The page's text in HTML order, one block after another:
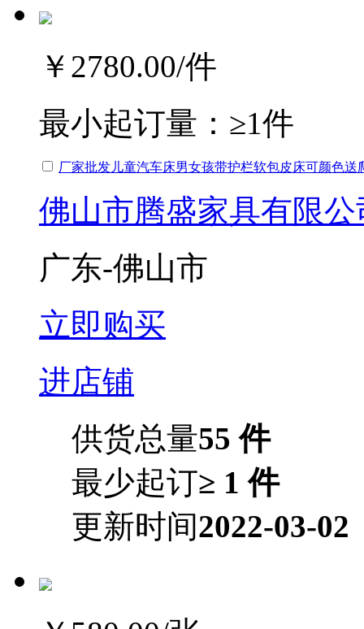
￥2780.00/件
最小起订量： ≥1件
厂家批发儿童汽车床男女孩带护栏软包皮床可颜色送
佛山市腾盛家具有限公
广东-佛山市
立即购买
进店铺
供货总量55 件
最少起订≥ 1 件
更新时间2022-03-02